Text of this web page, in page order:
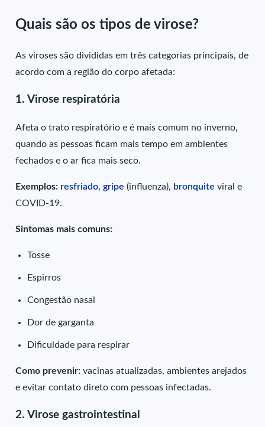
Quais são os tipos de virose?
As viroses são divididas em três categorias principais, de
acordo com a região do corpo afetada:
1. Virose respiratória
Afeta o trato respiratório e é mais comum no inverno,
quando as pessoas ficam mais tempo em ambientes
fechados e o ar fica mais seco.
Exemplos: resfriado, gripe (influenza), bronquiteviral e
COVID-19.
Sintomas mais comuns:
Tosse
Espirros
Congestão nasal
Dor de garganta
Dificuldade para respirar
Como prevenir: vacinas atualizadas, ambientes arejados
e evitar contato direto com pessoas infectadas.
2. Virose gastrointestinal